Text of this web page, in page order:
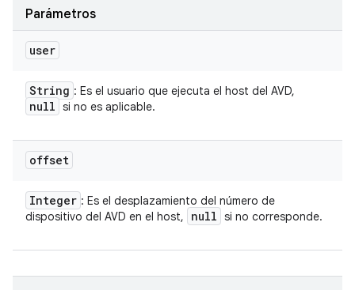
Parámetros
user
String : Es el usuario que ejecuta el host del AVD,
null si no es aplicable.
offset
Integer : Es el desplazamiento del número de
dispositivo del AVD en el host,
null si no corresponde.